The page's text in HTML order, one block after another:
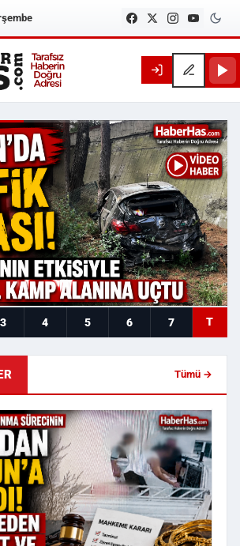
— Samsun Son
3 4 5 6 7 T
Tümü →